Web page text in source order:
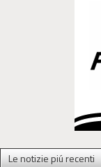
Le notizie piú recenti